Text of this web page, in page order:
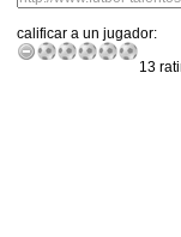
calificar a un jugador:
13